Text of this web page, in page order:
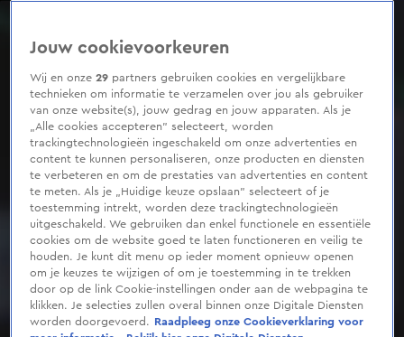
seconds
Jouw cookievoorkeuren
Wij en onze29 partners gebruiken cookies en vergelijkbare
technieken om informatie te verzamelen over jou als gebruiker
van onze website(s), jouw gedrag en jouw apparaten. Als je
„Alle cookies accepteren” selecteert, worden
trackingtechnologieën ingeschakeld om onze advertenties en
content te kunnen personaliseren, onze producten en diensten
te verbeteren en om de prestaties van advertenties en content
te meten. Als je „Huidige keuze opslaan” selecteert of je
toestemming intrekt, worden deze trackingtechnologieën
uitgeschakeld. We gebruiken dan enkel functionele en essentiële
cookies om de website goed te laten functioneren en veilig te
houden. Je kunt dit menu op ieder moment opnieuw openen
om je keuzes te wijzigen of om je toestemming in te trekken
door op de link Cookie-instellingen onder aan de webpagina te
klikken. Je selecties zullen overal binnen onze Digitale Diensten
worden doorgevoerd.
Raadpleeg onze Cookieverklaring voor